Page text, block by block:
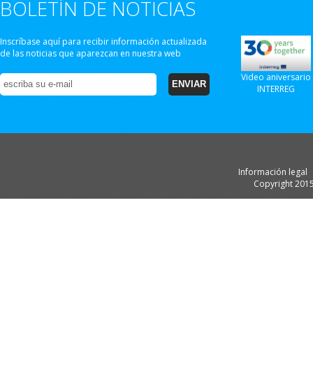
BOLETÍN DE NOTICIAS
Inscríbase aquí para recibir información actualizada
de las noticias que aparezcan en nuestra web
Video aniversario
INTERREG
Información legal
Copyright